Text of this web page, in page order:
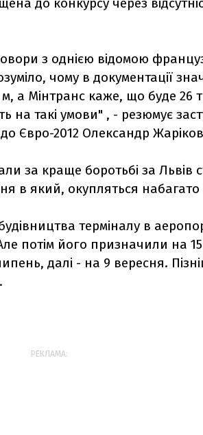
з однією відомою
чому в документації
а Мінтранс каже, що буде 26
на такі умови" , - резюмує
Євро-2012 Олександр
за краще боротьбі за Львів
в який, окупляться
терміналу в
потім його призначили на
далі - на 9 вересня.
РЕКЛАМА: